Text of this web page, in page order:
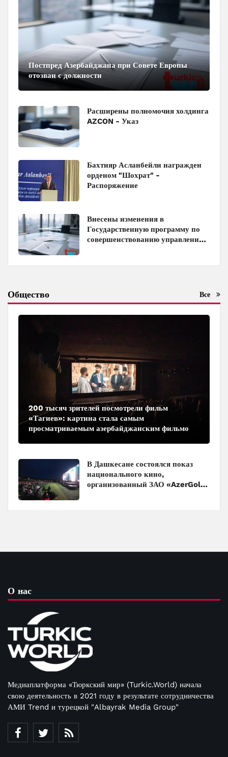
Постпред Азербайджана при Совете Европы
отозван с должности
Расширены полномочия холдинга
AZCON - Указ
Бахтияр Асланбейли награжден
орденом "Шохрат" -
Распоряжение
Внесены изменения в
Государственную программу по
совершенствованию управления
Общество Все
200 тысяч зрителей посмотрели фильм
«Тагиев»: картина стала самым
просматриваемым азербайджанским фильмом
В Дашкесане состоялся показ
национального кино,
организованный ЗАО «AzerGold»
О нас
Медиаплатформа «Тюркский мир» (Turkic.World) начала
свою деятельность в 2021 году в результате сотрудничества
АМИ Trend и турецкой "Albayrak Media Group"